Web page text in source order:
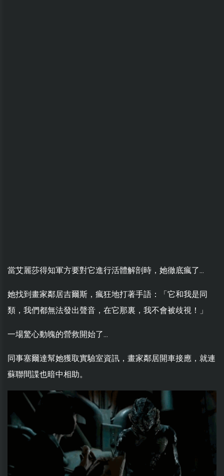
當艾麗莎得知軍方要對它進行活體解剖時，她徹底瘋了...
她找到畫家鄰居吉爾斯，瘋狂地打著手語：「它和我是同
類，我們都無法發出聲音，在它那裏，我不會被歧視！」
一場驚心動魄的營救開始了...
同事塞爾達幫她獲取實驗室資訊，畫家鄰居開車接應，就連
蘇聯間諜也暗中相助。